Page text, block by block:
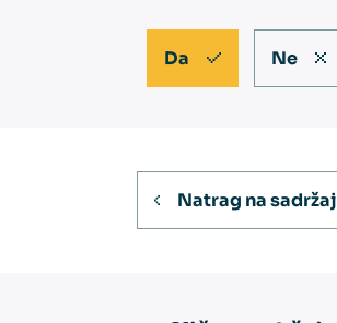
Da Ne
Natrag na sadržaj